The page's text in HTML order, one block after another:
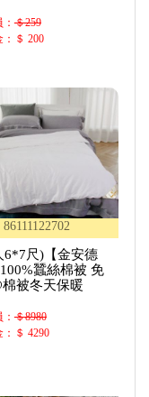
：＄259
：＄ 200
86111122702
6*7尺)【金安德
蠶絲棉被 免
棉被冬天保暖
：＄8980
：＄ 4290